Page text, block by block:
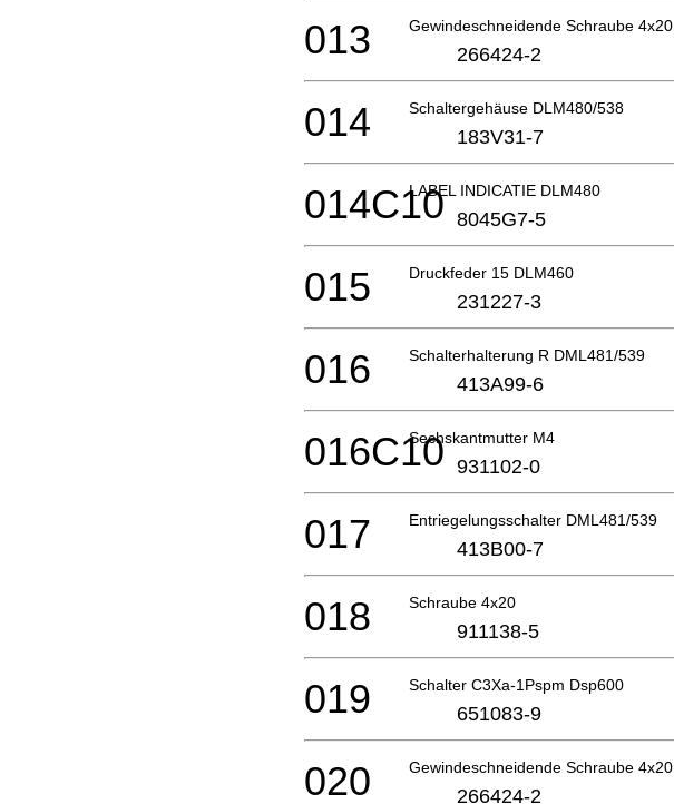
Gewindeschneidende Schraube 4x20
013 266424-2
Schaltergehäuse DLM480/538
014 183V31-7
LABEL INDICATIE DLM480
014C10 8045G7-5
Druckfeder 15 DLM460
015 231227-3
Schalterhalterung R DML481/539
016 413A99-6
Sechskantmutter M4
016C10 931102-0
Entriegelungsschalter DML481/539
017 413B00-7
Schraube 4x20
018 911138-5
Schalter C3Xa-1Pspm Dsp600
019 651083-9
Gewindeschneidende Schraube 4x20
020 266424-2